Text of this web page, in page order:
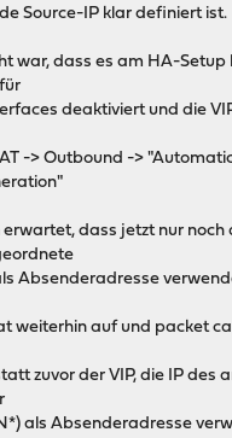
Source-IP klar definiert ist.
war, dass es am HA-Setup
deaktiviert und die
-> Outbound ->
erwartet, dass jetzt nur
Absenderadresse
weiterhin auf und packet
zuvor der VIP, die IP des
als Absenderadresse